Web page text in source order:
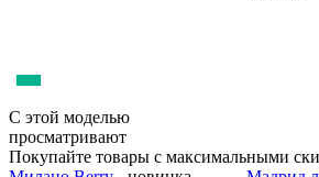
С этой моделью
просматривают
Покупайте товары с максимальными